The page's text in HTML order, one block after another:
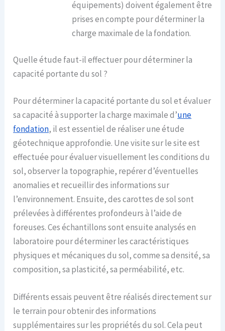
équipements) doivent également être
prises en compte pour déterminer la
charge maximale de la fondation.
Quelle étude faut-il effectuer pour déterminer la
capacité portante du sol ?
Pour déterminer la capacité portante du sol et évaluer
sa capacité à supporter la charge maximale d’une
fondation, il est essentiel de réaliser une étude
géotechnique approfondie. Une visite sur le site est
effectuée pour évaluer visuellement les conditions du
sol, observer la topographie, repérer d’éventuelles
anomalies et recueillir des informations sur
l’environnement. Ensuite, des carottes de sol sont
prélevées à différentes profondeurs à l’aide de
foreuses. Ces échantillons sont ensuite analysés en
laboratoire pour déterminer les caractéristiques
physiques et mécaniques du sol, comme sa densité, sa
composition, sa plasticité, sa perméabilité, etc.
Différents essais peuvent être réalisés directement sur
le terrain pour obtenir des informations
supplémentaires sur les propriétés du sol. Cela peut